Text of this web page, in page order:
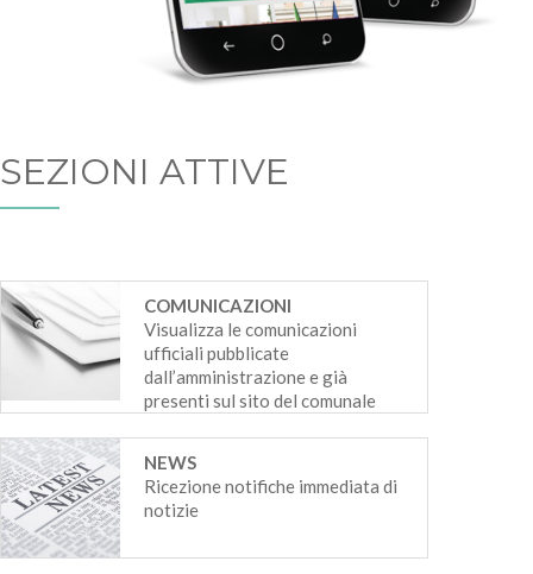
SEZIONI ATTIVE
COMUNICAZIONI
Visualizza le comunicazioni
ufficiali pubblicate
dall’amministrazione e già
presenti sul sito del comunale
NEWS
Ricezione notifiche immediata di
notizie